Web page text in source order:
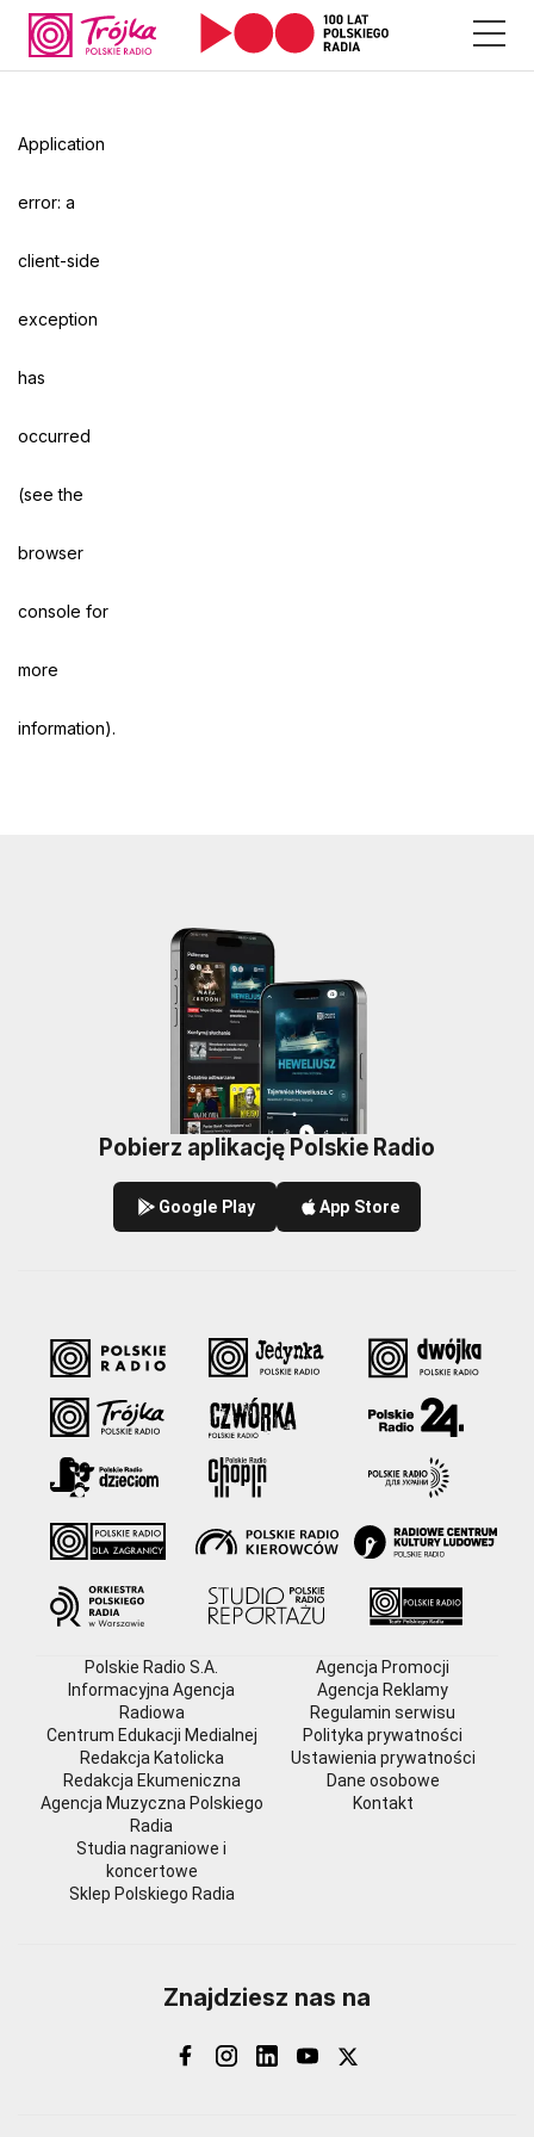
Application
error: a
client-side
exception
has
occurred
(see the
browser
console for
more
information).
Pobierz aplikację Polskie Radio
Google Play App Store
Polskie Radio S.A.
Informacyjna Agencja
Radiowa
Centrum Edukacji Medialnej
Redakcja Katolicka
Redakcja Ekumeniczna
Agencja Muzyczna Polskiego
Radia
Studia nagraniowe i
koncertowe
Sklep Polskiego Radia
Agencja Promocji
Agencja Reklamy
Regulamin serwisu
Polityka prywatności
Ustawienia prywatności
Dane osobowe
Kontakt
Znajdziesz nas na